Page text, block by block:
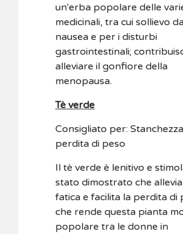
un'erba popolare delle
medicinali, tra cui sollievo
nausea e per i disturbi
gastrointestinali;
alleviare il gonfiore della
menopausa.
Tè verde
Consigliato per:
perdita di peso
Il tè verde è lenitivo e
stato dimostrato che
fatica e facilita la perdita di
che rende questa pianta
popolare tra le donne in